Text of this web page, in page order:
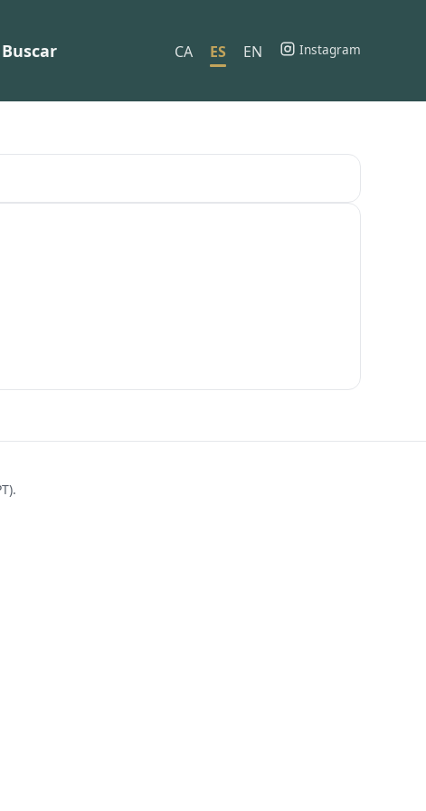
Buscar CA ES EN Instagram